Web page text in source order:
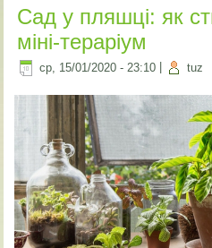
Сад у пляшці: як
міні-тераріум
ср, 15/01/2020 - 23:10 tuz